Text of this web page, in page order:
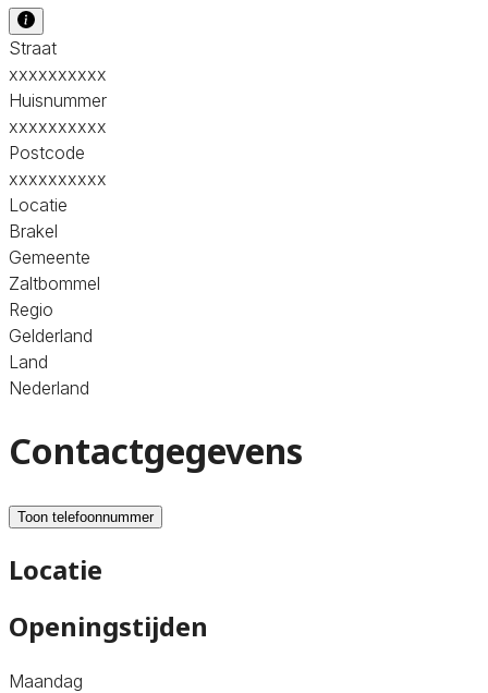
Straat
xxxxxxxxxx
Huisnummer
xxxxxxxxxx
Postcode
xxxxxxxxxx
Locatie
Brakel
Gemeente
Zaltbommel
Regio
Gelderland
Land
Nederland
Contactgegevens
Toon telefoonnummer
Locatie
Openingstijden
Maandag